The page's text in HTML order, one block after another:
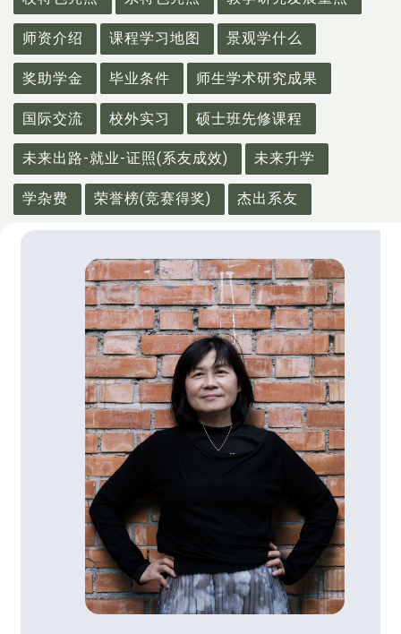
师资介绍 课程学习地图 景观学什么
奖助学金 毕业条件 师生学术研究成果
国际交流 校外实习 硕士班先修课程
未来出路-就业-证照(系友成效) 未来升学
学杂费 荣誉榜(竞赛得奖) 杰出系友